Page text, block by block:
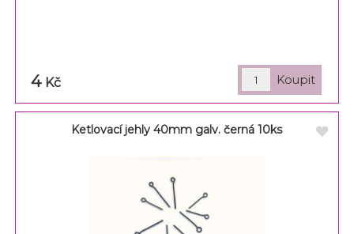
4 Kč
Ketlovací jehly 40mm galv. černá 10ks